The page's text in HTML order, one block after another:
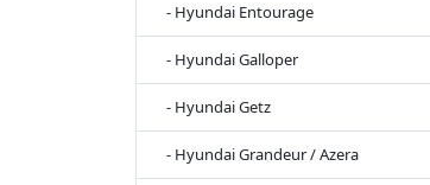
- Hyundai Entourage
- Hyundai Galloper
- Hyundai Getz
- Hyundai Grandeur / Azera